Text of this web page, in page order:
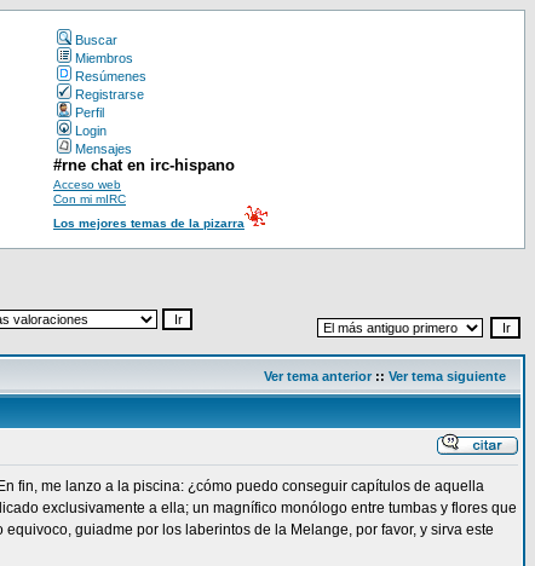
Buscar
Miembros
Resúmenes
Registrarse
Perfil
Login
Mensajes
#rne chat en irc-hispano
Acceso web
Con mi mIRC
Los mejores temas de la pizarra
Ver tema anterior:: Ver tema siguiente
fin, me lanzo a la piscina: ¿cómo puedo conseguir capítulos de aquella
exclusivamente a ella; un magnífico monólogo entre tumbas y flores que
guiadme por los laberintos de la Melange, por favor, y sirva este